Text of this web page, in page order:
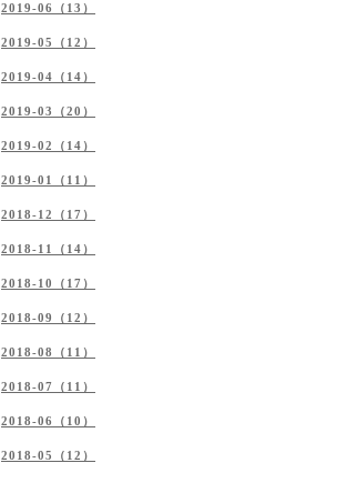
2019-06（13）
2019-05（12）
2019-04（14）
2019-03（20）
2019-02（14）
2019-01（11）
2018-12（17）
2018-11（14）
2018-10（17）
2018-09（12）
2018-08（11）
2018-07（11）
2018-06（10）
2018-05（12）